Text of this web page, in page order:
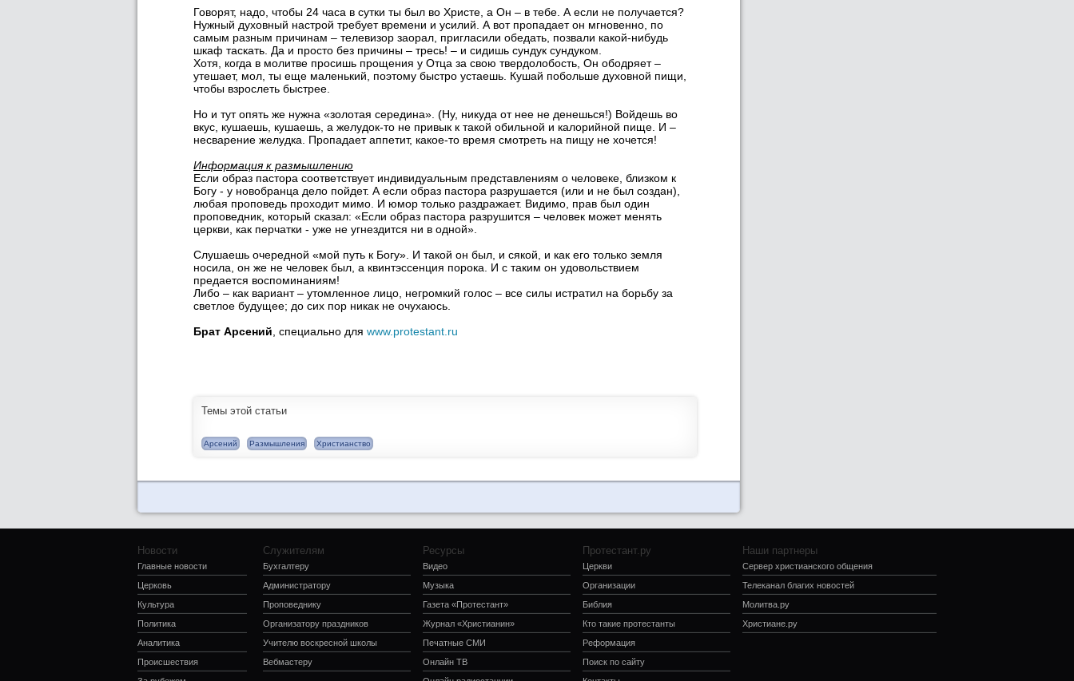
Говорят, надо, чтобы 24 часа в сутки ты был во Христе, а Он – в тебе. А если не получается?
Нужный духовный настрой требует времени и усилий. А вот пропадает он мгновенно, по
самым разным причинам – телевизор заорал, пригласили обедать, позвали какой-нибудь
шкаф таскать. Да и просто без причины – тресь! – и сидишь сундук сундуком.
Хотя, когда в молитве просишь прощения у Отца за свою твердолобость, Он ободряет –
утешает, мол, ты еще маленький, поэтому быстро устаешь. Кушай побольше духовной пищи,
чтобы взрослеть быстрее.
Но и тут опять же нужна «золотая середина». (Ну, никуда от нее не денешься!) Войдешь во
вкус, кушаешь, кушаешь, а желудок-то не привык к такой обильной и калорийной пище. И –
несварение желудка. Пропадает аппетит, какое-то время смотреть на пищу не хочется!
Информация к размышлению
Если образ пастора соответствует индивидуальным представлениям о человеке, близком к
Богу - у новобранца дело пойдет. А если образ пастора разрушается (или и не был создан),
любая проповедь проходит мимо. И юмор только раздражает. Видимо, прав был один
проповедник, который сказал: «Если образ пастора разрушится – человек может менять
церкви, как перчатки - уже не угнездится ни в одной».
Слушаешь очередной «мой путь к Богу». И такой он был, и сякой, и как его только земля
носила, он же не человек был, а квинтэссенция порока. И с таким он удовольствием
предается воспоминаниям!
Либо – как вариант – утомленное лицо, негромкий голос – все силы истратил на борьбу за
светлое будущее; до сих пор никак не очухаюсь.
Брат Арсений , специально для www.protestant.ru
Темы этой статьи
Арсений Размышления Христианство
Новости
Главные новости
Церковь
Культура
Политика
Аналитика
Происшествия
Служителям
Бухгалтеру
Администратору
Проповеднику
Организатору праздников
Учителю воскресной школы
Вебмастеру
Ресурсы
Видео
Музыка
Газета «Протестант»
Журнал «Христианин»
Печатные СМИ
Онлайн ТВ
Протестант.ру
Церкви
Организации
Библия
Кто такие протестанты
Реформация
Поиск по сайту
Наши партнеры
Сервер христианского общения
Телеканал благих новостей
Молитва.ру
Христиане.ру